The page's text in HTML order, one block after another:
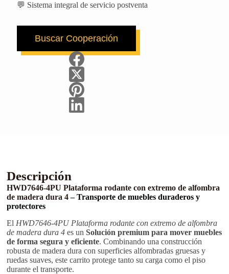
💬 Sistema integral de servicio postventa
Buscar Cooperación
Nombre de pila
Correo electrónico
Descripción
HWD7646-4PU Plataforma rodante con extremo de alfombra
de madera dura 4– Transporte de muebles duraderos y
protectores
El HWD7646-4PU Plataforma rodante con extremo de alfombra
de madera dura 4 es unSolución premium para mover muebles
de forma segura y eficiente. Combinando una construcción
robusta de madera dura con superficies alfombradas gruesas y
ruedas suaves, este carrito protege tanto su carga como el piso
durante el transporte.